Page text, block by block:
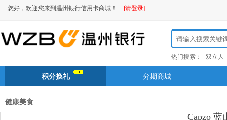
您好，欢迎您来到温州银行信用卡商城！ [请登录]
热门搜索： 双立人
积分换礼 分期商城
健康美食
Capzo